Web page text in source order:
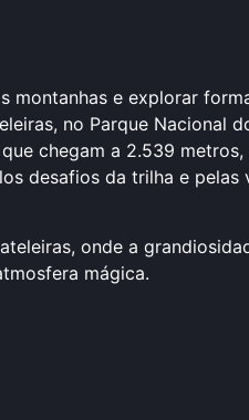
montanhas e explorar
no Parque Nacional
chegam a 2.539 metros,
desafios da trilha e pelas
onde a
mágica.